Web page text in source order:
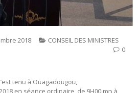
2018
CONSEIL DES MINISTRES
0
tenu à Ouagadougou,